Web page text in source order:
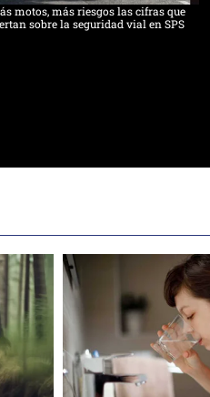
motos, más riesgos las cifras que
sobre la seguridad vial en SPS